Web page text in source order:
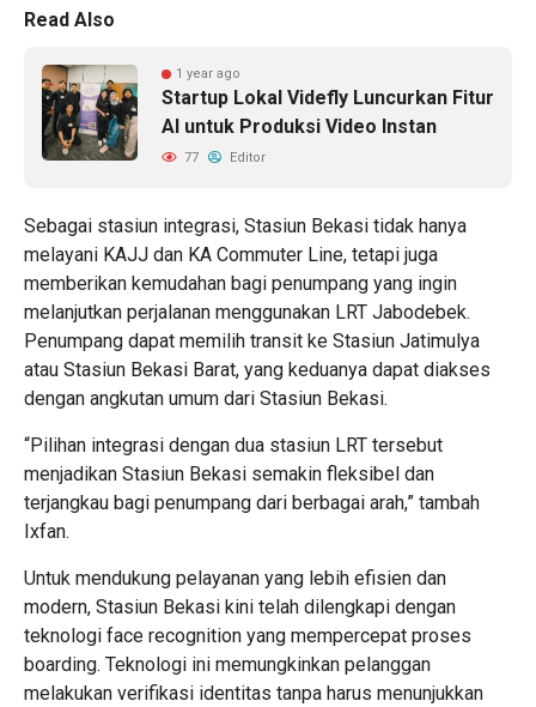
Read Also
1 year ago
Startup Lokal Videfly Luncurkan Fitur
AI untuk Produksi Video Instan
77 Editor
Sebagai stasiun integrasi, Stasiun Bekasi tidak hanya
melayani KAJJ dan KA Commuter Line, tetapi juga
memberikan kemudahan bagi penumpang yang ingin
melanjutkan perjalanan menggunakan LRT Jabodebek.
Penumpang dapat memilih transit ke Stasiun Jatimulya
atau Stasiun Bekasi Barat, yang keduanya dapat diakses
dengan angkutan umum dari Stasiun Bekasi.
“Pilihan integrasi dengan dua stasiun LRT tersebut
menjadikan Stasiun Bekasi semakin fleksibel dan
terjangkau bagi penumpang dari berbagai arah,” tambah
Ixfan.
Untuk mendukung pelayanan yang lebih efisien dan
modern, Stasiun Bekasi kini telah dilengkapi dengan
teknologi face recognition yang mempercepat proses
boarding. Teknologi ini memungkinkan pelanggan
melakukan verifikasi identitas tanpa harus menunjukkan